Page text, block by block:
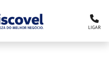
LIGAR